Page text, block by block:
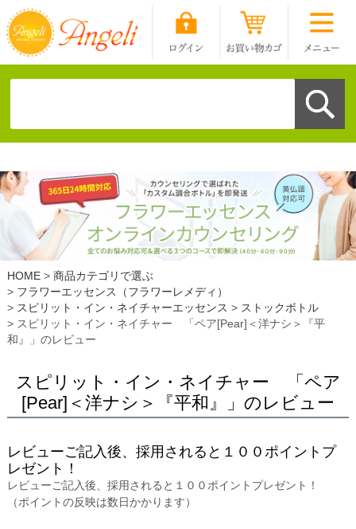
HOME
商品カテゴリで選ぶ
フラワーエッセンス（フラワーレメディ）
スピリット・イン・ネイチャーエッセンス
ストックボトル
スピリット・イン・ネイチャー 「ペア[Pear]＜洋ナシ＞『平
和』」のレビュー
スピリット・イン・ネイチャー 「ペア
[Pear]＜洋ナシ＞『平和』」のレビュー
レビューご記入後、採用されると１００ポイントプ
レゼント！
レビューご記入後、採用されると１００ポイントプレゼント！
（ポイントの反映は数日かかります）